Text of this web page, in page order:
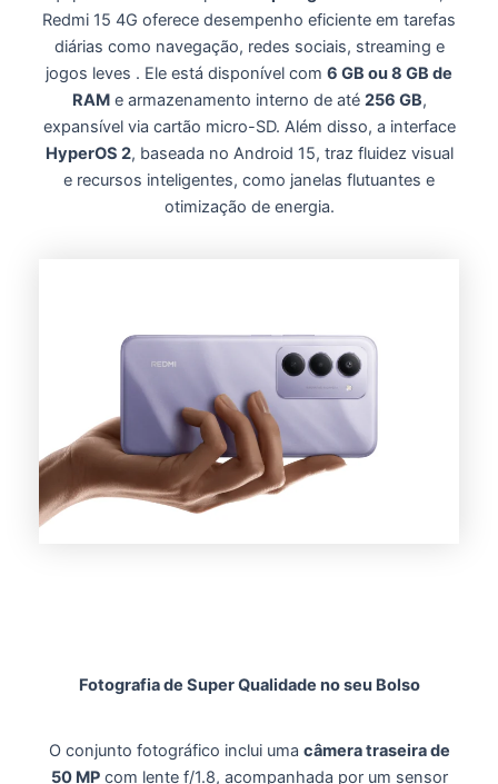
Redmi 15 4G oferece desempenho eficiente em tarefas
diárias como navegação, redes sociais, streaming e
jogos leves . Ele está disponível com 6 GB ou 8 GB de
RAMe armazenamento interno de até 256 GB,
expansível via cartão micro-SD. Além disso, a interface
HyperOS 2, baseada no Android 15, traz fluidez visual
e recursos inteligentes, como janelas flutuantes e
otimização de energia.
Fotografia de Super Qualidade no seu Bolso
O conjunto fotográfico inclui uma câmera traseira de
50 MPcom lente f/1.8, acompanhada por um sensor